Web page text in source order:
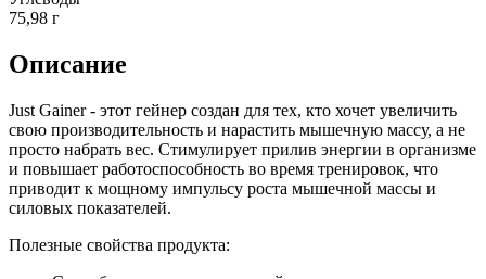
75,98 г
Описание
Just Gainer - этот гейнер создан для тех, кто хочет увеличить
свою производительность и нарастить мышечную массу, а не
просто набрать вес. Стимулирует прилив энергии в организме
и повышает работоспособность во время тренировок, что
приводит к мощному импульсу роста мышечной массы и
силовых показателей.
Полезные свойства продукта: